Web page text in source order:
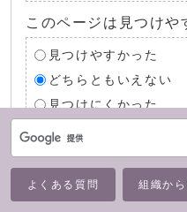
よくある質問 組織か
このページは見つけや
見つけやすかった
どちらともいえない
見つけにくかった